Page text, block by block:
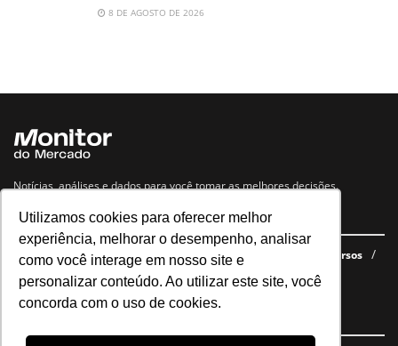
Utilizamos cookies para oferecer melhor
experiência, melhorar o desempenho, analisar
como você interage em nosso site e
personalizar conteúdo. Ao utilizar este site, você
concorda com o uso de cookies.
8 DE AGOSTO DE 2026
Notícias, análises e dados para você tomar as melhores decisões.
Navegue no site
Últimas notícias Quem somos E-books gratuitos
Cursos
Política de privacidade